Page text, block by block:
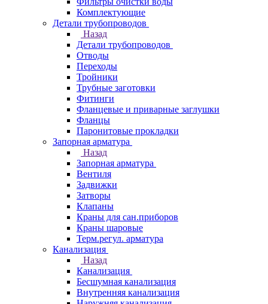
Комплектующие
Детали трубопроводов
Назад
Детали трубопроводов
Отводы
Переходы
Тройники
Трубные заготовки
Фитинги
Фланцевые и приварные заглушки
Фланцы
Паронитовые прокладки
Запорная арматура
Назад
Запорная арматура
Вентиля
Задвижки
Затворы
Клапаны
Краны для сан.приборов
Краны шаровые
Терм.регул. арматура
Канализация
Назад
Канализация
Бесшумная канализация
Внутренняя канализация